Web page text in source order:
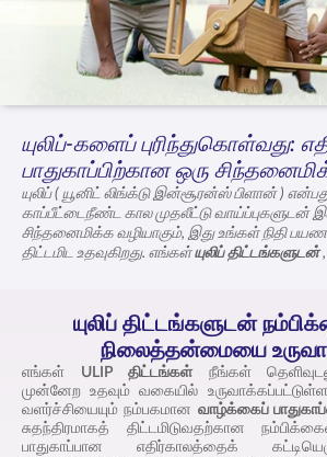
ENGLISH
ஆன்லைனில் வாங்குங்கள்
யுலிப்-களைப் புரிந்துகொள்வது:
பாதுகாப்பிற்கான ஒரு
யுலிப் ( யூனிட் லிங்க்டு இன்சூரன்ஸ் பிளான் )
காப்பீட்டைநீண்ட கால முதலீட்டு
சிந்தனைமிக்க வழியாகும், இது உங்கள் நிதி
திட்டமிட உதவுகிறது. எங்கள்யுலிப் திட்டங்களுடன்,
இணைக்கப்பட்ட நிதிகளில் வைக்கப்படுகின்றன.
நிதிகளுக்கு இடையில் மாறுவதற்கான
எவ்வாறு நிர்வகிக்கப்படுகிறது என்பதில்
உங்கள் இலக்குகளுடன் இணைந்த நீண்டகால
சாத்தியக்கூறுகளை வழங்குகின்றன.
யுலிப் திட்டங்களுடன்
நிலைத்தன்மையை
எங்கள் ULIP திட்டங்கள்நீங்கள்
முன்னேற உதவும் வகையில்
வளர்ச்சியையும் நம்பகமான வாழ்க்கைப்
சுதந்திரமாகத் திட்டமிடுவதற்கான
பாதுகாப்பான எதிர்காலத்தைக்